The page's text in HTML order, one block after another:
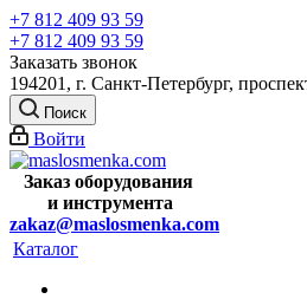
+7 812 409 93 59
+7 812 409 93 59
Заказать звонок
194201, г. Санкт-Петербург,
Поиск
Войти
Заказ оборудования
и инструмента
zakaz@maslosmenka.com
Каталог